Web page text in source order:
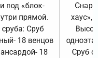
под «блок-
прямой.
Сруб
18 венцов
18
хаус»,
Сруб с